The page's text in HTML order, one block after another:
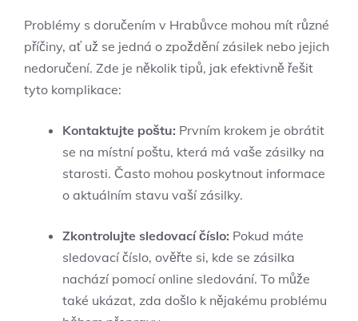
Problémy s doručením v Hrabůvce mohou mít různé
příčiny, ať už se jedná o zpoždění zásilek nebo jejich
nedoručení. Zde je několik tipů, jak efektivně řešit
tyto komplikace:
Kontaktujte poštu: Prvním krokem je obrátit
se na místní poštu, která má vaše zásilky na
starosti. Často mohou poskytnout informace
o aktuálním stavu vaší zásilky.
Zkontrolujte sledovací číslo: Pokud máte
sledovací číslo, ověřte si, kde se zásilka
nachází pomocí online sledování. To může
také ukázat, zda došlo k nějakému problému